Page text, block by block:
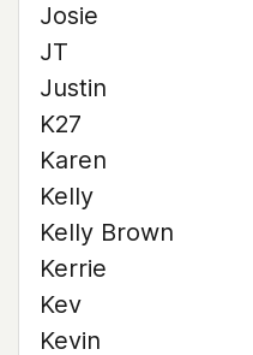
Josie
JT
Justin
K27
Karen
Kelly
Kelly Brown
Kerrie
Kev
Kevin